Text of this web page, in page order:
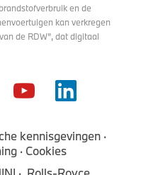
en de
kan verkregen
de RDW”, dat digitaal
kennisgevingen
Cookies